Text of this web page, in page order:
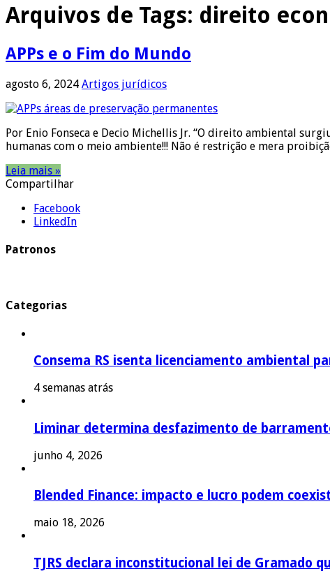
Arquivos de Tags: direito
APPs e o Fim do Mundo
agosto 6, 2024 Artigos jurídicos
Por Enio Fonseca e Decio Michellis Jr. “O direito ambiental
humanas com o meio ambiente!!! Não é restrição e mera
Leia mais »
Compartilhar
Facebook
LinkedIn
Patronos
Categorias
Consema RS isenta licenciamento ambiental
4 semanas atrás
Liminar determina desfazimento de
junho 4, 2026
Blended Finance: impacto e lucro podem
maio 18, 2026
TJRS declara inconstitucional lei de Gramado